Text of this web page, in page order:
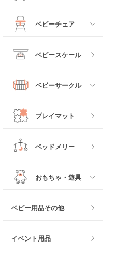
ベビーカーその他
すべて
ベビーチェア
すべて
テーブルチェア
ベビースケール
ベビーサークル
すべて
木製
マット製
プレイマット
ベッドメリー
おもちゃ・遊具
ベビー用品その他
イベント用品